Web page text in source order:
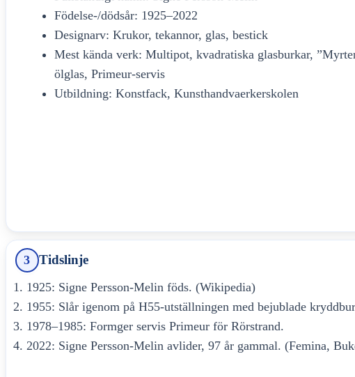
Födelse-/dödsår: 1925–2022
Designarv: Krukor, tekannor, glas, bestick
Mest kända verk: Multipot, kvadratiska glasburkar,
ölglas, Primeur-servis
Utbildning: Konstfack, Kunsthandvaerkerskolen
3 Tidslinje
1925: Signe Persson-Melin föds. (Wikipedia)
1955: Slår igenom på H55-utställningen med bejublade
1978–1985: Formger servis Primeur för Rörstrand.
2022: Signe Persson-Melin avlider, 97 år gammal. (Femina,